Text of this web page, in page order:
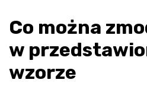
Co można
w
wzorze